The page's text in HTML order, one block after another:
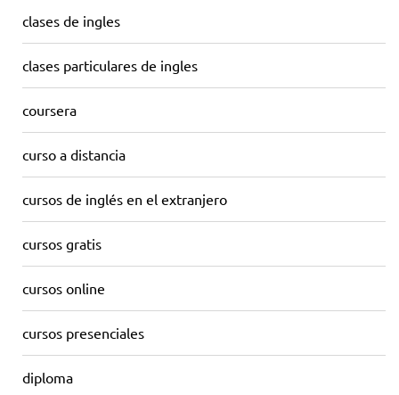
clases de ingles
clases particulares de ingles
coursera
curso a distancia
cursos de inglés en el extranjero
cursos gratis
cursos online
cursos presenciales
diploma